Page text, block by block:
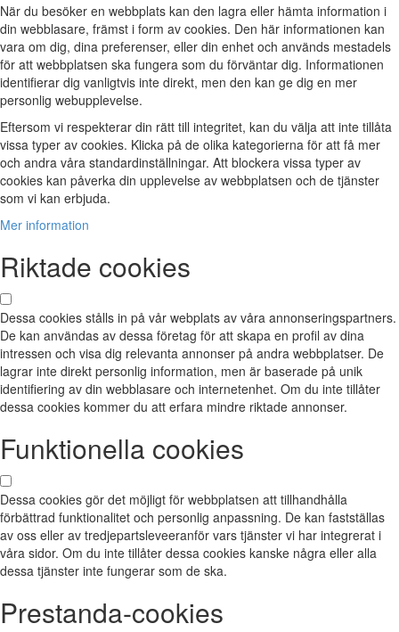
När du besöker en webbplats kan den lagra eller hämta information i
din webblasare, främst i form av cookies. Den här informationen kan
vara om dig, dina preferenser, eller din enhet och används mestadels
för att webbplatsen ska fungera som du förväntar dig. Informationen
identifierar dig vanligtvis inte direkt, men den kan ge dig en mer
personlig webupplevelse.
Eftersom vi respekterar din rätt till integritet, kan du välja att inte tillåta
vissa typer av cookies. Klicka på de olika kategorierna för att få mer
och andra våra standardinställningar. Att blockera vissa typer av
cookies kan påverka din upplevelse av webbplatsen och de tjänster
som vi kan erbjuda.
Mer information
Riktade cookies
Dessa cookies stålls in på vår webplats av våra annonseringspartners.
De kan användas av dessa företag för att skapa en profil av dina
intressen och visa dig relevanta annonser på andra webbplatser. De
lagrar inte direkt personlig information, men är baserade på unik
identifiering av din webblasare och internetenhet. Om du inte tillåter
dessa cookies kommer du att erfara mindre riktade annonser.
Funktionella cookies
Dessa cookies gör det möjligt för webbplatsen att tillhandhålla
förbättrad funktionalitet och personlig anpassning. De kan fastställas
av oss eller av tredjepartsleveeranför vars tjänster vi har integrerat i
våra sidor. Om du inte tillåter dessa cookies kanske några eller alla
dessa tjänster inte fungerar som de ska.
Prestanda-cookies